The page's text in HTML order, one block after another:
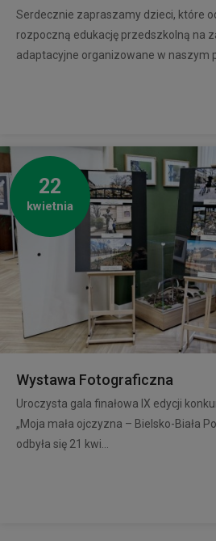
Serdecznie zapraszamy dzieci, które
rozpoczną edukację przedszkolną na
adaptacyjne organizowane w naszym
22
kwietnia
Wystawa Fotograficzna
Uroczysta gala finałowa IX edycji
„Moja mała ojczyzna – Bielsko-Biała
odbyła się 21 kwi...